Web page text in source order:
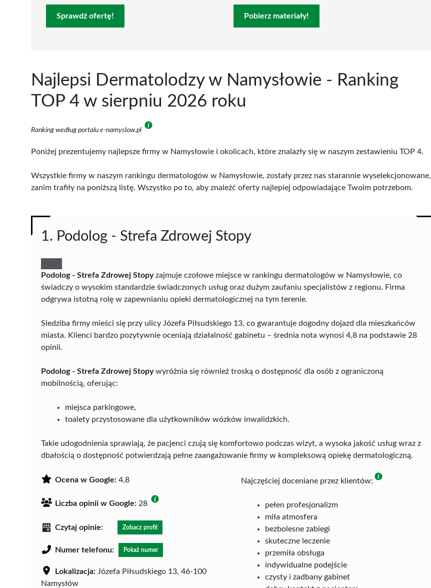
Sprawdź ofertę! Pobierz materiały!
Najlepsi Dermatolodzy w Namysłowie - Ranking
TOP 4 w sierpniu 2026 roku
Ranking według portalu e-namyslow.pl
Poniżej prezentujemy najlepsze firmy w Namysłowie i okolicach, które znalazły się w naszym zestawieniu TOP 4.
Wszystkie firmy w naszym rankingu dermatologów w Namysłowie, zostały przez nas starannie wyselekcjonowane,
zanim trafiły na poniższą listę. Wszystko po to, aby znaleźć oferty najlepiej odpowiadające Twoim potrzebom.
1. Podolog - Strefa Zdrowej Stopy
Podolog - Strefa Zdrowej Stopyzajmuje czołowe miejsce w rankingu dermatologów w Namysłowie, co
świadczy o wysokim standardzie świadczonych usług oraz dużym zaufaniu specjalistów z regionu. Firma
odgrywa istotną rolę w zapewnianiu opieki dermatologicznej na tym terenie.
Siedziba firmy mieści się przy ulicy Józefa Piłsudskiego 13, co gwarantuje dogodny dojazd dla mieszkańców
miasta. Klienci bardzo pozytywnie oceniają działalność gabinetu – średnia nota wynosi 4,8 na podstawie 28
opinii.
Podolog - Strefa Zdrowej Stopywyróżnia się również troską o dostępność dla osób z ograniczoną
mobilnością, oferując:
miejsca parkingowe,
toalety przystosowane dla użytkowników wózków inwalidzkich.
Takie udogodnienia sprawiają, że pacjenci czują się komfortowo podczas wizyt, a wysoka jakość usług wraz z
dbałością o dostępność potwierdzają pełne zaangażowanie firmy w kompleksową opiekę dermatologiczną.
Ocena w Google: 4.8
Liczba opinii w Google: 28
Czytaj opinie: Zobacz profil
Numer telefonu: Pokaż numer
Lokalizacja: Józefa Piłsudskiego 13, 46-100
Namysłów
Najczęściej doceniane przez klientów:
pełen profesjonalizm
miła atmosfera
bezbolesne zabiegi
skuteczne leczenie
przemiła obsługa
indywidualne podejście
czysty i zadbany gabinet